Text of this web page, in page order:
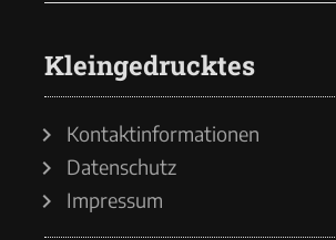
Kleingedrucktes
Kontaktinformationen
Datenschutz
Impressum